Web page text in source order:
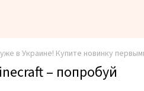
в Украине! Купите новинку
– попробуй